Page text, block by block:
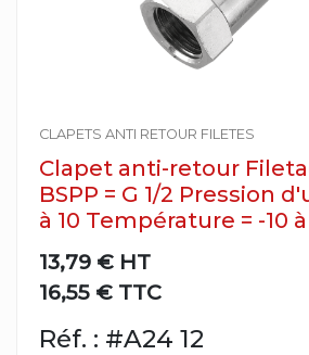
CLAPETS ANTI RETOUR FILETES
Clapet anti-retour
BSPP = G 1/2 Pression
à 10 Température = -10 à
13,79 € HT
16,55 € TTC
Réf. : #A24 12